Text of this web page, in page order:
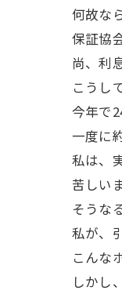
何故な
保証協
尚、利
こうし
今年で
一度に
私は、
苦しい
そうな
私が、
こんな
しかし